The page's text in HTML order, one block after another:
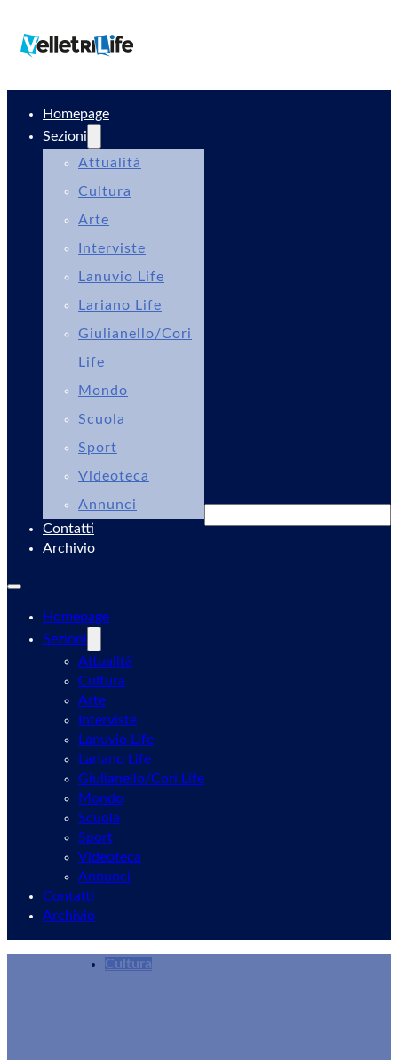
Homepage
Sezioni
Attualità
Cultura
Arte
Interviste
Lanuvio Life
Lariano Life
Giulianello/Cori
Life
Mondo
Scuola
Sport
Videoteca
Annunci
Contatti
Archivio
Homepage
Sezioni
Attualità
Cultura
Arte
Interviste
Lanuvio Life
Lariano Life
Giulianello/Cori Life
Mondo
Scuola
Sport
Videoteca
Annunci
Contatti
Archivio
Cultura